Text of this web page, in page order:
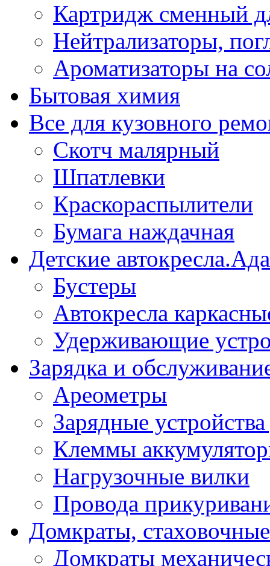
Картридж сменный
Нейтрализаторы,
Ароматизаторы на
Бытовая химия
Все для кузовного
Скотч малярный
Шпатлевки
Краскораспылители
Бумага наждачная
Детские
Бустеры
Автокресла
Удерживающие
Зарядка и
Ареометры
Зарядные
Клеммы
Нагрузочные вилки
Провода
Домкраты,
Домкраты